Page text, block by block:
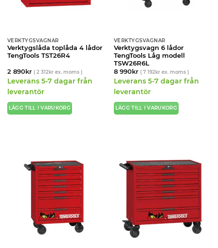
VERKTYGSVAGNAR
Verktygslåda toplåda 4 lådor
TengTools TST26R4
2 890kr ( 2 312krex. moms )
Leverans 5-7 dagar från
leverantör
LÄGG TILL I VARUKORG
VERKTYGSVAGNAR
Verktygsvagn 6 lådor
TengTools Låg modell
TSW26R6L
8 990kr ( 7 192krex. moms )
Leverans 5-7 dagar från
leverantör
LÄGG TILL I VARUKORG